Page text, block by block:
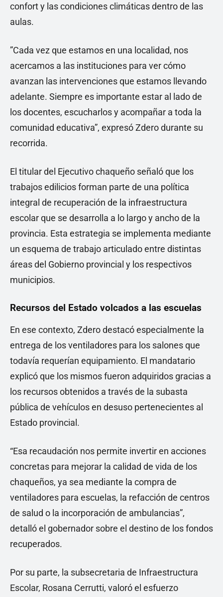
confort y las condiciones climáticas dentro de las
aulas.
”Cada vez que estamos en una localidad, nos
acercamos a las instituciones para ver cómo
avanzan las intervenciones que estamos llevando
adelante. Siempre es importante estar al lado de
los docentes, escucharlos y acompañar a toda la
comunidad educativa”, expresó Zdero durante su
recorrida.
El titular del Ejecutivo chaqueño señaló que los
trabajos edilicios forman parte de una política
integral de recuperación de la infraestructura
escolar que se desarrolla a lo largo y ancho de la
provincia. Esta estrategia se implementa mediante
un esquema de trabajo articulado entre distintas
áreas del Gobierno provincial y los respectivos
municipios.
Recursos del Estado volcados a las escuelas
En ese contexto, Zdero destacó especialmente la
entrega de los ventiladores para los salones que
todavía requerían equipamiento. El mandatario
explicó que los mismos fueron adquiridos gracias a
los recursos obtenidos a través de la subasta
pública de vehículos en desuso pertenecientes al
Estado provincial.
“Esa recaudación nos permite invertir en acciones
concretas para mejorar la calidad de vida de los
chaqueños, ya sea mediante la compra de
ventiladores para escuelas, la refacción de centros
de salud o la incorporación de ambulancias”,
detalló el gobernador sobre el destino de los fondos
recuperados.
Por su parte, la subsecretaria de Infraestructura
Escolar, Rosana Cerrutti, valoró el esfuerzo